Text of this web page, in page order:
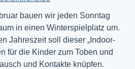
bauen wir jeden Sonntag
in einen Winterspielplatz um.
Jahreszeit soll dieser „Indoor-
für die Kinder zum Toben und
und Kontakte knüpfen.